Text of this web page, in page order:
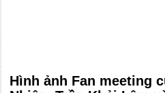
Hình ảnh Fan meeting